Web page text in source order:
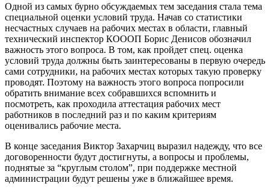
Одной из самых бурно обсуждаемых тем заседания стала тема
специальной оценки условий труда. Начав со статистики
несчастных случаев на рабочих местах в области, главный
технический инспектор КОООП Борис Денисов обозначил
важность этого вопроса. В том, как пройдет спец. оценка
условий труда должны быть заинтересованы в первую очередь
сами сотрудники, на рабочих местах которых такую проверку
проводят. Поэтому на важность этого вопроса попросили
обратить внимание всех собравшихся вспомнить и
посмотреть, как проходила аттестация рабочих мест
работников в последний раз и по каким критериям
оценивались рабочие места.
В конце заседания Виктор Захарчиц выразил надежду, что все
договоренности будут достигнуты, а вопросы и проблемы,
поднятые за “круглым столом”, при поддержке местной
администрации будут решены уже в ближайшее время.